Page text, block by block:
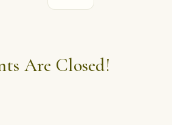
Are Closed!